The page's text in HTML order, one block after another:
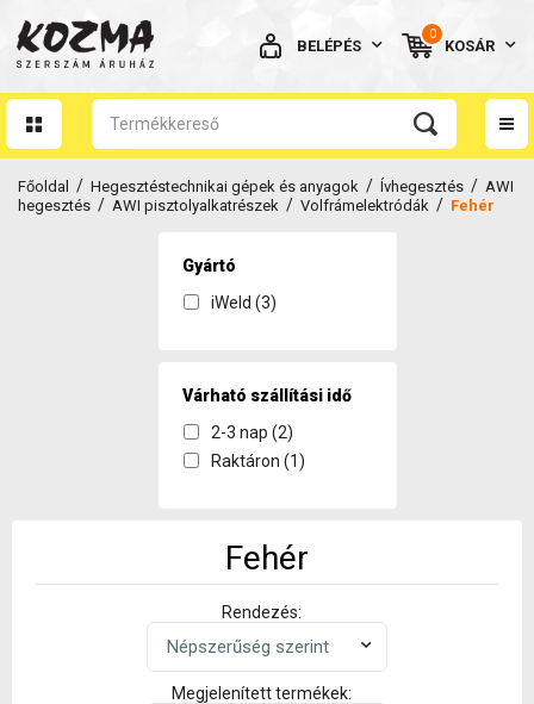
BELÉPÉS
BELÉPÉS
NINCS MÉG FIÓKOM
0
KOSÁR
Főoldal / Hegesztéstechnikai gépek és anyagok / Ívhegesztés / AWI
hegesztés / AWI pisztolyalkatrészek / Volfrámelektródák / Fehér
Gyártó
iWeld (3)
Várható szállítási idő
2-3 nap (2)
Raktáron (1)
Fehér
Rendezés:
Megjelenített termékek: